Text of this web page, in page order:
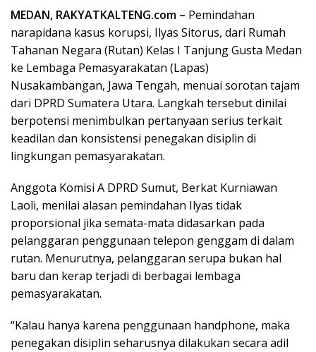
MEDAN, RAKYATKALTENG.com – Pemindahan
narapidana kasus korupsi, Ilyas Sitorus, dari Rumah
Tahanan Negara (Rutan) Kelas I Tanjung Gusta Medan
ke Lembaga Pemasyarakatan (Lapas)
Nusakambangan, Jawa Tengah, menuai sorotan tajam
dari DPRD Sumatera Utara. Langkah tersebut dinilai
berpotensi menimbulkan pertanyaan serius terkait
keadilan dan konsistensi penegakan disiplin di
lingkungan pemasyarakatan.
Anggota Komisi A DPRD Sumut, Berkat Kurniawan
Laoli, menilai alasan pemindahan Ilyas tidak
proporsional jika semata-mata didasarkan pada
pelanggaran penggunaan telepon genggam di dalam
rutan. Menurutnya, pelanggaran serupa bukan hal
baru dan kerap terjadi di berbagai lembaga
pemasyarakatan.
“Kalau hanya karena penggunaan handphone, maka
penegakan disiplin seharusnya dilakukan secara adil